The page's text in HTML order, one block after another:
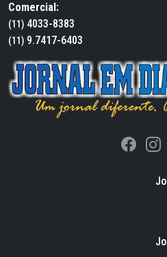
Comercial:
(11) 4033-8383
(11) 9.7417-6403